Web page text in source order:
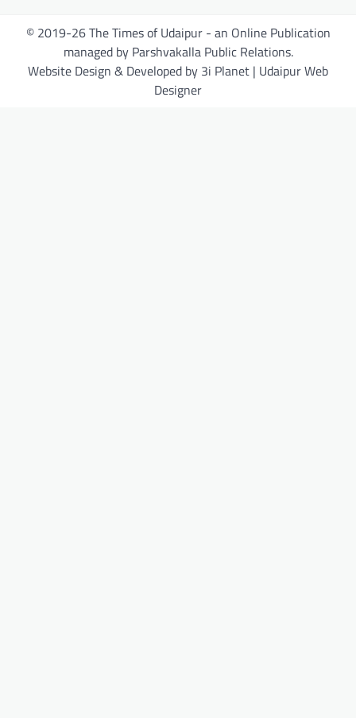
© 2019-26 The Times of Udaipur - an Online Publication
managed by Parshvakalla Public Relations.
Website Design & Developed by 3i Planet | Udaipur Web
Designer